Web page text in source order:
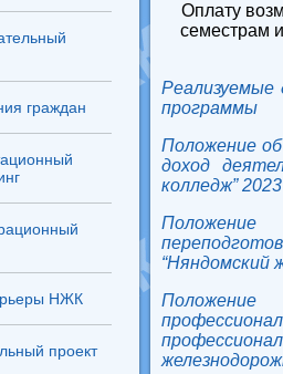
граждан
НЖК
проект
Оплату
семестрам
Реализуемые
программы
Положение
доход
колледж”
“Няндомский